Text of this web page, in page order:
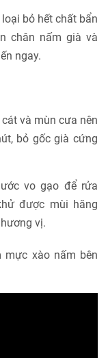
bỏ hết chất bẩn
chân nấm già và
ngay.
và mùn cưa nên
bỏ gốc già cứng
vo gạo để rửa
được mùi hăng
vị.
mực xào nấm bên